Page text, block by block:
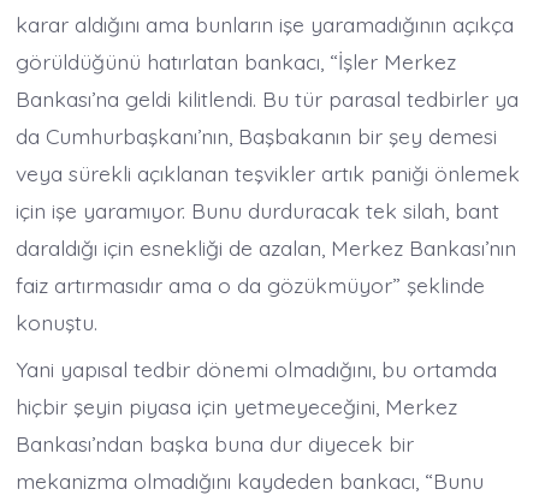
karar aldığını ama bunların işe yaramadığının açıkça
görüldüğünü hatırlatan bankacı, “İşler Merkez
Bankası’na geldi kilitlendi. Bu tür parasal tedbirler ya
da Cumhurbaşkanı’nın, Başbakanın bir şey demesi
veya sürekli açıklanan teşvikler artık paniği önlemek
için işe yaramıyor. Bunu durduracak tek silah, bant
daraldığı için esnekliği de azalan, Merkez Bankası’nın
faiz artırmasıdır ama o da gözükmüyor” şeklinde
konuştu.
Yani yapısal tedbir dönemi olmadığını, bu ortamda
hiçbir şeyin piyasa için yetmeyeceğini, Merkez
Bankası’ndan başka buna dur diyecek bir
mekanizma olmadığını kaydeden bankacı, “Bunu